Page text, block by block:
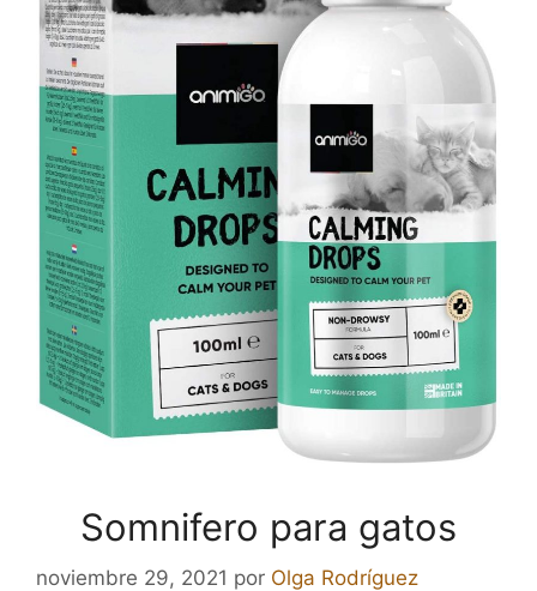
Somnifero para gatos
noviembre 29, 2021 por Olga Rodríguez